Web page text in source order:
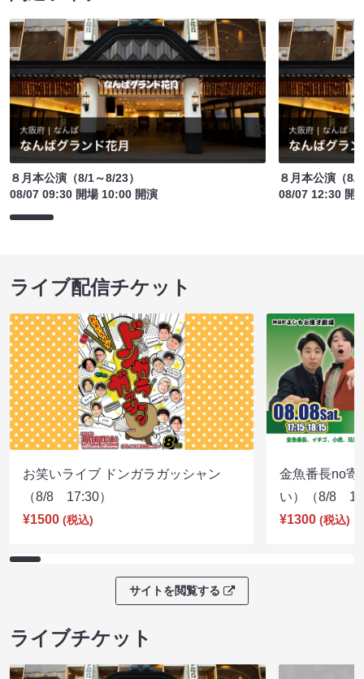
８月本公演（8/1～8/23）
08/07 09:30 開場 10:00 開演
８月本公演（8/
08/07 12:30 開
ライブ配信チケット
お笑いライブ ドンガラガッシャン
（8/8 17:30）
¥1500 (税込)
金魚番長no寄
い）（8/8
¥1300 (税込)
サイトを閲覧する
ライブチケット